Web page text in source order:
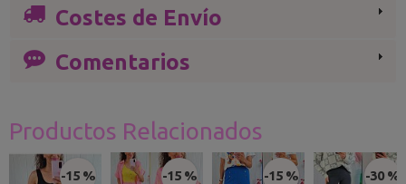
Costes de Envío
Comentarios
Productos Relacionados
-15 % -15 % -15 % -30 %